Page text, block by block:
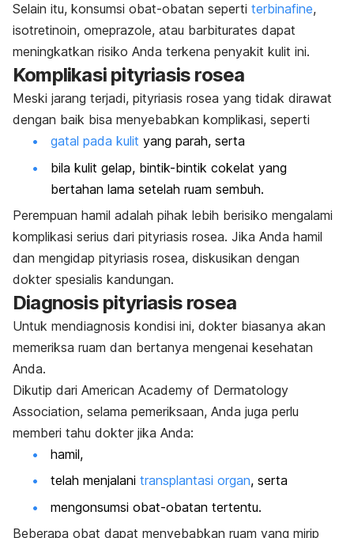
Selain itu, konsumsi obat-obatan seperti terbinafine,
isotretinoin, omeprazole, atau barbiturates dapat
meningkatkan risiko Anda terkena penyakit kulit ini.
Komplikasi pityriasis rosea
Meski jarang terjadi, pityriasis rosea yang tidak dirawat
dengan baik bisa menyebabkan komplikasi, seperti
gatal pada kulit yang parah, serta
bila kulit gelap, bintik-bintik cokelat yang
bertahan lama setelah ruam sembuh.
Perempuan hamil adalah pihak lebih berisiko mengalami
komplikasi serius dari pityriasis rosea. Jika Anda hamil
dan mengidap pityriasis rosea, diskusikan dengan
dokter spesialis kandungan.
Diagnosis pityriasis rosea
Untuk mendiagnosis kondisi ini, dokter biasanya akan
memeriksa ruam dan bertanya mengenai kesehatan
Anda.
Dikutip dari American Academy of Dermatology
Association, selama pemeriksaan, Anda juga perlu
memberi tahu dokter jika Anda:
hamil,
telah menjalani transplantasi organ, serta
mengonsumsi obat-obatan tertentu.
Beberapa obat dapat menyebabkan ruam yang mirip